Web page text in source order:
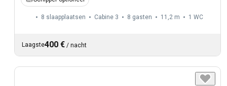
8 slaapplaatsen Cabine 3 8 gasten 11,2 m 1 WC
Laagste400 € / nacht